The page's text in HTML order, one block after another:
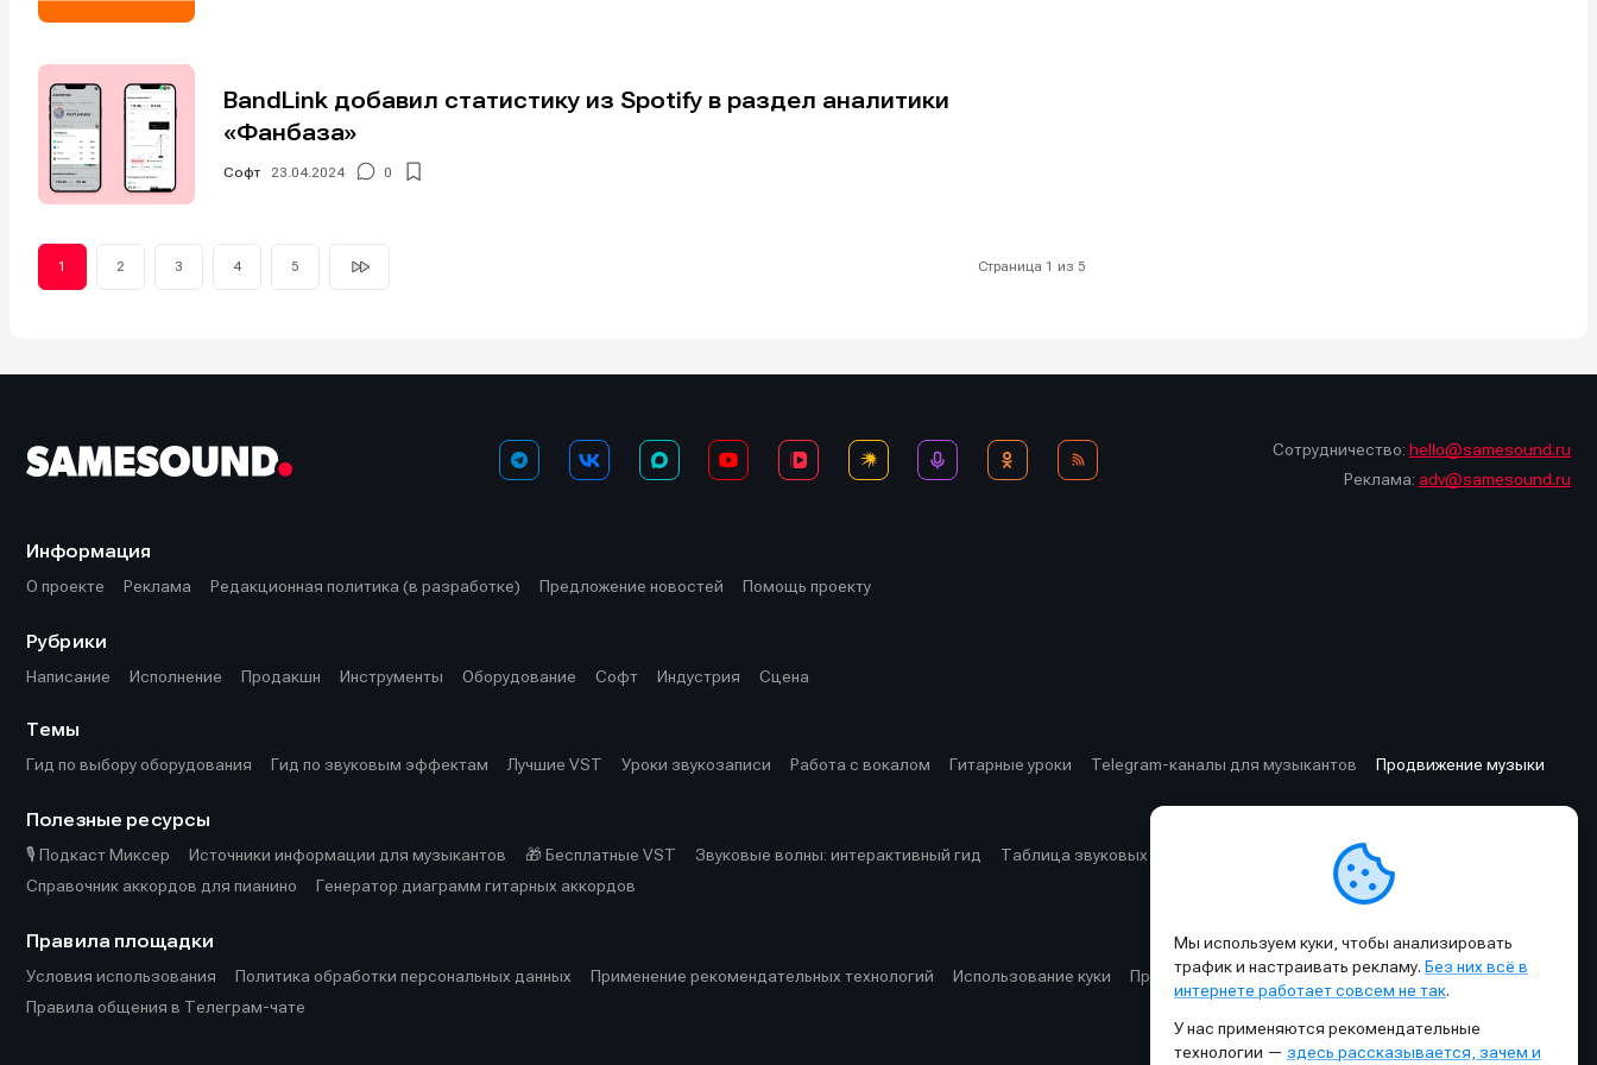
BandLink добавил статистику из Spotify в раздел аналитики
«Фанбаза»
Софт 23.04.2024 0
1 2 3 4 5 Страница 1 из 5
Сотрудничество: hello@samesound.ru
Реклама: adv@samesound.ru
Информация
О проекте
Реклама Редакционная политика (в разработке) Предложение новостей Помощь проекту
Рубрики
Написание
Исполнение Продакшн Инструменты Оборудование Софт Индустрия Сцена
Темы
Гид по выбору оборудования
Гид по звуковым эффектам Лучшие VST Уроки звукозаписи Работа с вокалом Гитарные уроки Telegram-каналы для музыкантов Продвижение музыки
Полезные ресурсы
🎙️ Подкаст Миксер
Источники информации для музыкантов 🎁 Бесплатные VST Звуковые волны: интерактивный гид Таблица звуковых частот
Cхемы прохождения сигнала
Справочник аккордов для пианино
Генератор диаграмм гитарных аккордов
Правила площадки
Условия использования
Политика обработки персональных данных Применение рекомендательных технологий Использование куки
Правила публикации материалов и общения
Правила общения в Телеграм-чате
Мы используем куки, чтобы анализировать
трафик и настраивать рекламу. Без них всё в
интернете работает совсем не так.
У нас применяются рекомендательные
технологии — здесь рассказывается, зачем и